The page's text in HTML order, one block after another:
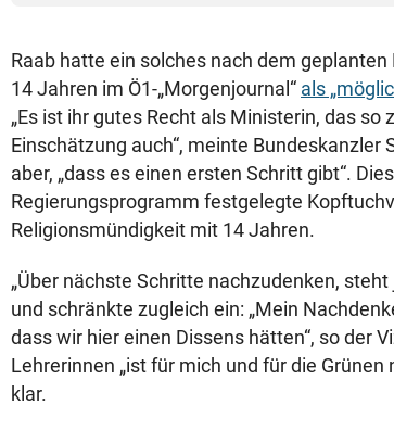
Raab hatte ein solches nach dem
14 Jahren im Ö1-„Morgenjournal“ als
„Es ist ihr gutes Recht als Ministerin, das so
Einschätzung auch“, meinte Bundeskanzler
aber, „dass es einen ersten Schritt gibt“.
Regierungsprogramm festgelegte
Religionsmündigkeit mit 14 Jahren.
„Über nächste Schritte nachzudenken,
und schränkte zugleich ein: „Mein
dass wir hier einen Dissens hätten“, so der
Lehrerinnen „ist für mich und für die
klar.